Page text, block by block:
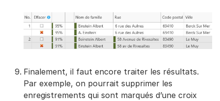
Finalement, il faut encore traiter les résultats.
Par exemple, on pourrait supprimer les
enregistrements qui sont marqués d’une croix